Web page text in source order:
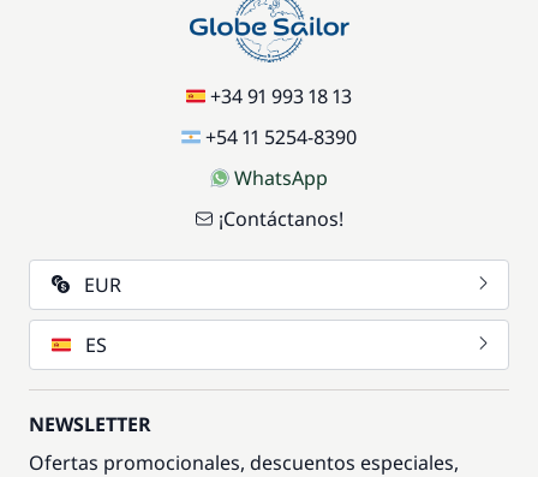
+34 91 993 18 13
+54 11 5254-8390
WhatsApp
¡Contáctanos!
EUR
ES
NEWSLETTER
Ofertas promocionales, descuentos especiales,